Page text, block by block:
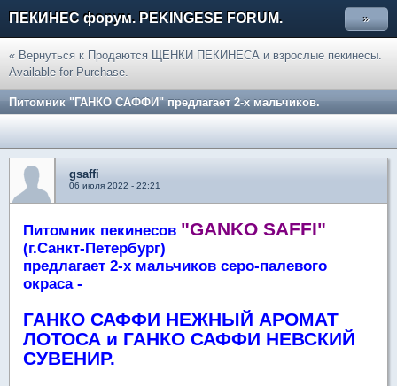
ПЕКИНЕС форум. PEKINGESE FORUM. »
« Вернуться к Продаются ЩЕНКИ ПЕКИНЕСА и взрослые пекинесы.
Available for Purchase.
Питомник "ГАНКО САФФИ" предлагает 2-х мальчиков.
gsaffi
06 июля 2022 - 22:21
Питомник пекинесов "GANKO SAFFI"
(г.Санкт-Петербург)
предлагает 2-х мальчиков серо-палевого
окраса -
ГАНКО САФФИ НЕЖНЫЙ АРОМАТ
ЛОТОСА и ГАНКО САФФИ НЕВСКИЙ
СУВЕНИР.